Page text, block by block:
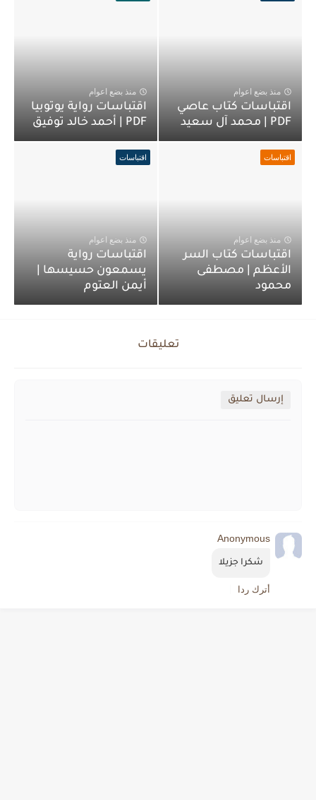
منذ بضع اعوام
اقتباسات كتاب عاصي
PDF | محمد آل سعيد
منذ بضع اعوام
اقتباسات رواية يوتوبيا
PDF | أحمد خالد توفيق
اقتباسات
منذ بضع اعوام
اقتباسات كتاب السر
الأعظم | مصطفى
محمود
اقتباسات
منذ بضع اعوام
اقتباسات رواية
يسمعون حسيسها |
أيمن العتوم
تعليقات
إرسال تعليق
Anonymous
شكرا جزيلا
أترك ردا